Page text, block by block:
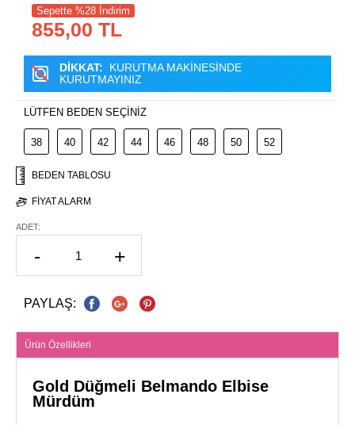
Sepette %28 İndirim
855,00 TL
DİKKAT:
KURUTMA MAKİNESİNDE
KURUTMAYINIZ
LÜTFEN BEDEN SEÇİNİZ
38 40 42 44 46 48 50 52
BEDEN TABLOSU
FIYAT ALARM
ADET:
- +
PAYLAŞ:
Ürün Özellikleri
Gold Düğmeli Belmando Elbise
Mürdüm